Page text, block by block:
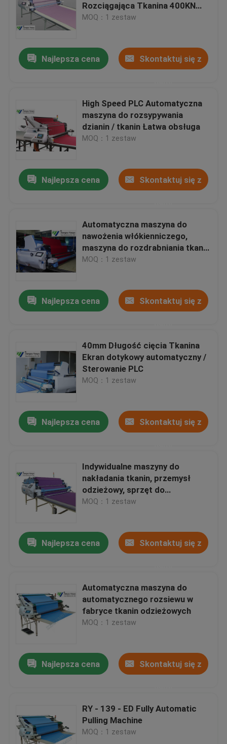
Produkty
O nas
Wycieczka po fabryce
Skontaktuj się z nami
Hydrauliczna maszyna do cięcia
Prasa hydrauliczna Die Cutting Machine
Hydrauliczna maszyna do cięcia ramion wahadłowych
Rozciągająca Tkanina 400KN
Max Momentum
MOQ：1 zestaw
Najlepsza cena Skontaktuj się z
High Speed ​​PLC Automatyczna
maszyna do rozsypywania
dzianin / tkanin Łatwa obsługa
MOQ：1 zestaw
Najlepsza cena Skontaktuj się z
Automatyczna maszyna do
nawożenia włókienniczego,
maszyna do rozdrabniania tkanin
w przemyśle odzieżowym
MOQ：1 zestaw
Najlepsza cena Skontaktuj się z
40mm Długość cięcia Tkanina
Ekran dotykowy automatyczny /
Sterowanie PLC
MOQ：1 zestaw
Najlepsza cena Skontaktuj się z
Indywidualne maszyny do
nakładania tkanin, przemysł
odzieżowy, sprzęt do
rozrzucania tkanin
MOQ：1 zestaw
Najlepsza cena Skontaktuj się z
Automatyczna maszyna do
automatycznego rozsiewu w
fabryce tkanin odzieżowych
MOQ：1 zestaw
Najlepsza cena Skontaktuj się z
RY - 139 - ED Fully Automatic
Pulling Machine
MOQ：1 zestaw